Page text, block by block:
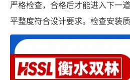
严格检查，合格后才能进入下一
平整度符合设计要求。检查安装